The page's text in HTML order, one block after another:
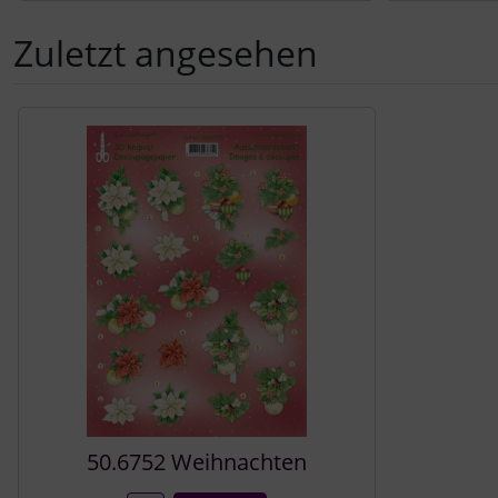
Zuletzt angesehen
50.6752 Weihnachten